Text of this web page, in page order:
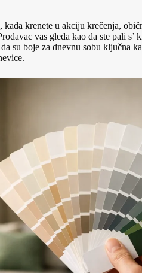
krenete u akciju krečenja,
vas gleda kao da ste pali
su boje za dnevnu sobu ključna